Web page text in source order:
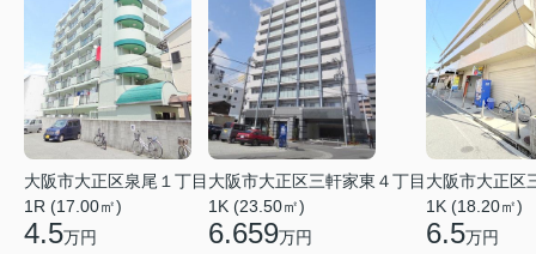
大阪市大正区泉尾１丁目
1R (17.00㎡)
4.5万円
大阪市大正区三軒家東４丁目
1K (23.50㎡)
6.659万円
大阪市大正区
1K (18.20㎡)
6.5万円